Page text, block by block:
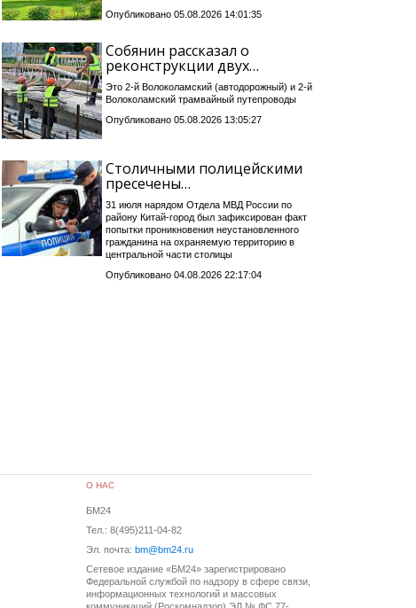
Опубликовано 05.08.2026 14:01:35
Собянин рассказал о
реконструкции двух…
Это 2-й Волоколамский (автодорожный) и 2-й
Волоколамский трамвайный путепроводы
Опубликовано 05.08.2026 13:05:27
Столичными полицейскими
пресечены…
31 июля нарядом Отдела МВД России по
району Китай-город был зафиксирован факт
попытки проникновения неустановленного
гражданина на охраняемую территорию в
центральной части столицы
Опубликовано 04.08.2026 22:17:04
О НАС
БМ24
Тел.: 8(495)211-04-82
Эл. почта: bm@bm24.ru
Сетевое издание «БМ24» зарегистрировано
Федеральной службой по надзору в сфере связи,
информационных технологий и массовых